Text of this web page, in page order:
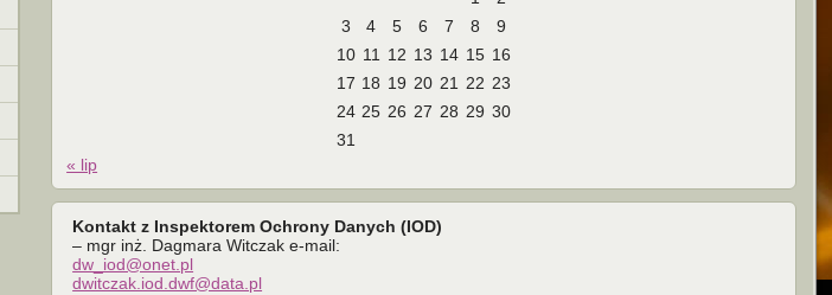
3
4 5 6 7 8
9
10 11 12 13 14 15 16
17 18 19 20 21 22 23
24 25 26 27 28 29 30
31
« lip
Kontakt z Inspektorem Ochrony Danych (IOD)
– mgr inż. Dagmara Witczak e-mail:
dw_iod@onet.pl
dwitczak.iod.dwf@data.pl